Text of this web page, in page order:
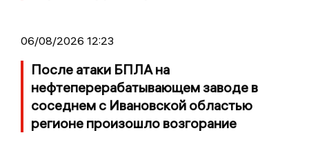
06/08/2026 12:23
После атаки БПЛА на
нефтеперерабатывающем заводе в
соседнем с Ивановской областью
регионе произошло возгорание